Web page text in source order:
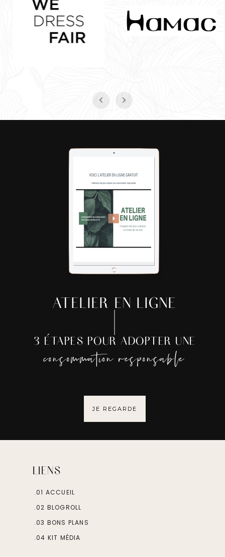
ATELIER EN LIGNE
3 ÉTAPES POUR ADOPTER UNE
consommation responsable
JE REGARDE
LIENS
.01 ACCUEIL
.02 BLOGROLL
.03 BONS PLANS
.04 KIT MÉDIA